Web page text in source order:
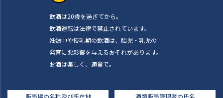
飲酒は20歳を過ぎてから。
飲酒運転は法律で禁止されています。
妊娠中や授乳期の飲酒は、胎児・乳児の
発育に悪影響を与えるおそれがあります。
お酒は楽しく、適量で。
販売場の名称及び所在地
酒類販売管理者の氏名